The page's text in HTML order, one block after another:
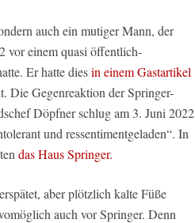
auch ein mutiger Mann, der
vor einem quasi öffentlich-
Er hatte diesin einem Gastartikel
Die Gegenreaktion der Springer-
Döpfner schlug am 3. Juni 2022
und ressentimentgeladen“. In
das Haus Springer.
aber plötzlich kalte Füße
auch vor Springer. Denn